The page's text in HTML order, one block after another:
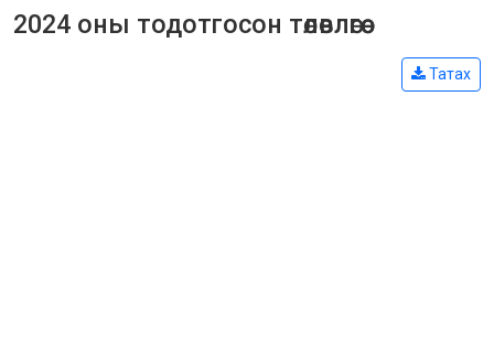
2024 оны тодотгосон төлөвлөгөө
Татах